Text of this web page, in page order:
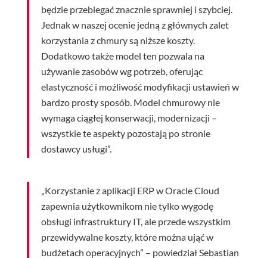
będzie przebiegać znacznie sprawniej i szybciej.
Jednak w naszej ocenie jedną z głównych zalet
korzystania z chmury są niższe koszty.
Dodatkowo także model ten pozwala na
używanie zasobów wg potrzeb, oferując
elastyczność i możliwość modyfikacji ustawień w
bardzo prosty sposób. Model chmurowy nie
wymaga ciągłej konserwacji, modernizacji –
wszystkie te aspekty pozostają po stronie
dostawcy usługi”.
„Korzystanie z aplikacji ERP w Oracle Cloud
zapewnia użytkownikom nie tylko wygodę
obsługi infrastruktury IT, ale przede wszystkim
przewidywalne koszty, które można ująć w
budżetach operacyjnych” – powiedział Sebastian